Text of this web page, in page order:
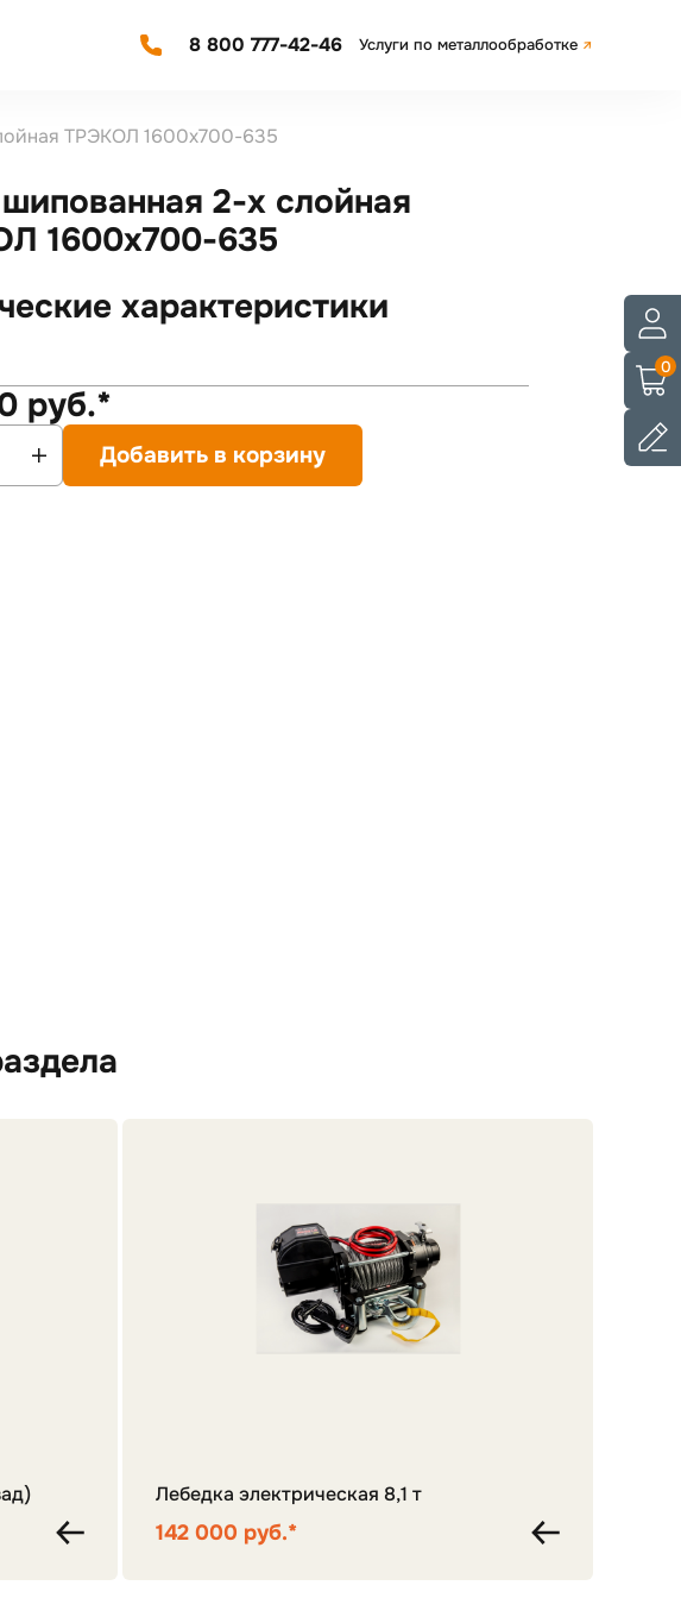
8 800 777-42-46 Услуги по металлообработке
0
ТРЭКОЛ 1600х700-635
2-х слойная
1600х700-635
характеристики
руб.*
Добавить в корзину
Лебедка электрическая 8,1 т
142 000 руб.*